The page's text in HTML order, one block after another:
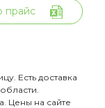
прайс
Есть доставка
Цены на сайте